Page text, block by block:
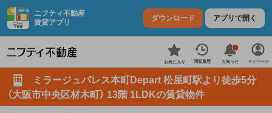
ニフティ不動産
賃貸アプリ
ダウンロード アプリで開く
お気に入り 閲覧履歴 お知らせ マイページ
ミラージュパレス本町Depart 松屋町駅より徒歩5分
（大阪市中央区材木町） 13階 1LDKの賃貸物件